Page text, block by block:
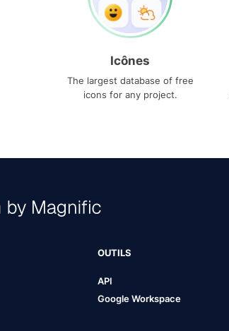
Icônes
The largest database of free
icons for any project.
OUTILS
API
Google Workspace